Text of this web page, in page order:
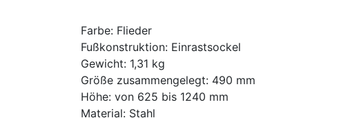
Farbe: Flieder
Fußkonstruktion: Einrastsockel
Gewicht: 1,31 kg
Größe zusammengelegt: 490 mm
Höhe: von 625 bis 1240 mm
Material: Stahl